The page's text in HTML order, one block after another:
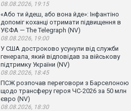
08.08.2026, 19:15
«Або ти йдеш, або вона йде»: Інфантіно
допоміг коханці отримати підвищення в
УЄФА — The Telegraph (NV)
08.08.2026, 19:00
У США достроково усунули від служби
генерала, який відповідав за військову
підтримку України (NV)
08.08.2026, 18:45
ПСЖ розпочав переговори з Барселоною
щодо трансферу героя ЧС-2026 за 50 млн
євро (NV)
08.08.2026, 18:30